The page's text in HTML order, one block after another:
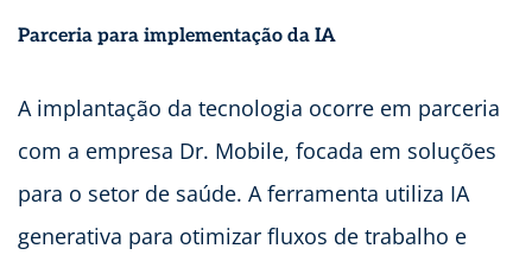
Parceria para implementação da IA
A implantação da tecnologia ocorre em parceria
com a empresa Dr. Mobile, focada em soluções
para o setor de saúde. A ferramenta utiliza IA
generativa para otimizar fluxos de trabalho e